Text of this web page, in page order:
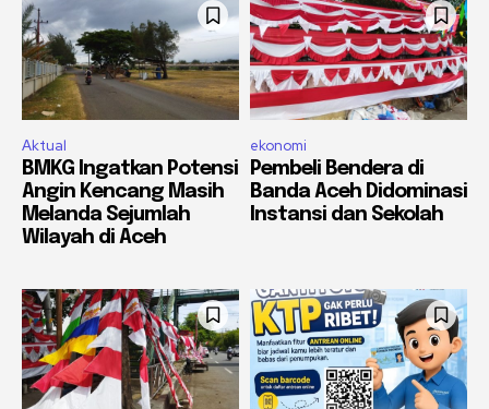
Aktual
BMKG Ingatkan Potensi
Angin Kencang Masih
Melanda Sejumlah
Wilayah di Aceh
ekonomi
Pembeli Bendera di
Banda Aceh Didominasi
Instansi dan Sekolah